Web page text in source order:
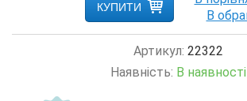
КУПИТИ
Артикул: 22322
Наявність: В наявності